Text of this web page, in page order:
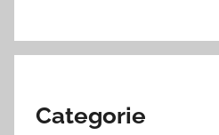
Categorie